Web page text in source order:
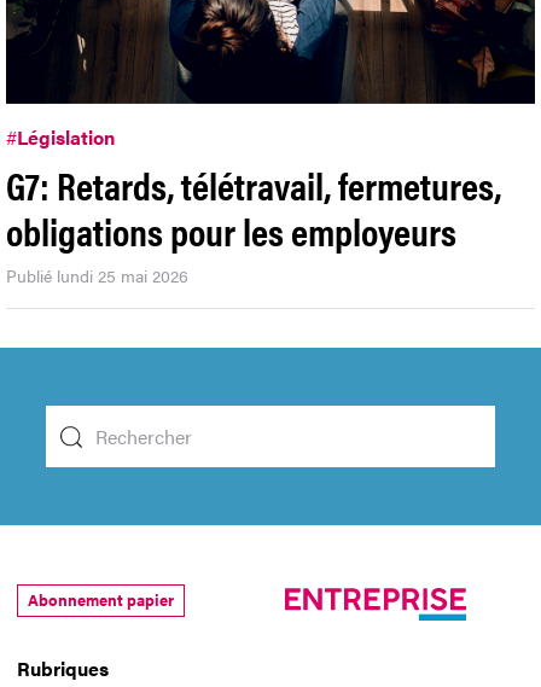
#Législation
G7: Retards, télétravail, fermetures,
obligations pour les employeurs
Publié lundi 25 mai 2026
Rubriques
Abonnement papier